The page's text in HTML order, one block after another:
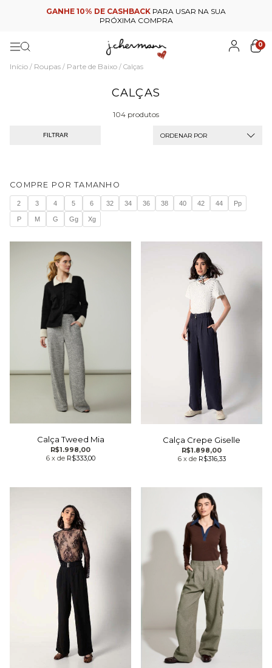
GANHE 10% DE CASHBACK PARA USAR NA SUA
PRÓXIMA COMPRA
0
Início / Roupas / Parte de Baixo / Calças
CALÇAS
104 produtos
FILTRAR ORDENAR POR
COMPRE POR TAMANHO
2 3 4 5 6 32 34 36 38 40 42 44 Pp
P M G Gg Xg
Calça Tweed Mia
R$1.998,00
6 x de R$333,00
Calça Crepe Giselle
R$1.898,00
6 x de R$316,33